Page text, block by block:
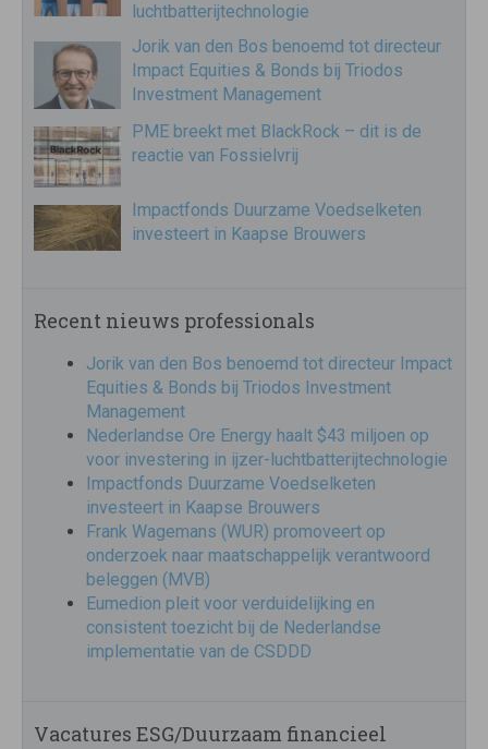
luchtbatterijtechnologie
Jorik van den Bos benoemd tot directeur
Impact Equities & Bonds bij Triodos
Investment Management
PME breekt met BlackRock – dit is de
reactie van Fossielvrij
Impactfonds Duurzame Voedselketen
investeert in Kaapse Brouwers
Recent nieuws professionals
Jorik van den Bos benoemd tot directeur Impact
Equities & Bonds bij Triodos Investment
Management
Nederlandse Ore Energy haalt $43 miljoen op
voor investering in ijzer-luchtbatterijtechnologie
Impactfonds Duurzame Voedselketen
investeert in Kaapse Brouwers
Frank Wagemans (WUR) promoveert op
onderzoek naar maatschappelijk verantwoord
beleggen (MVB)
Eumedion pleit voor verduidelijking en
consistent toezicht bij de Nederlandse
implementatie van de CSDDD
Vacatures ESG/Duurzaam financieel